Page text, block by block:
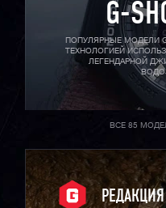
G-
ПОПУЛЯРНЫЕ МОДЕЛИ
ТЕХНОЛОГИЕЙ
ЛЕГЕНДАРНОЙ
ВСЕ 85
РЕДАКЦИЯ